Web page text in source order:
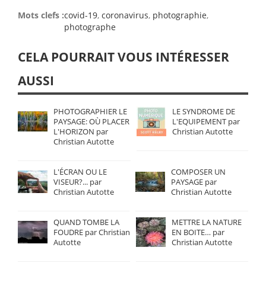
Mots clefs :covid-19, coronavirus, photographie,
photographe
CELA POURRAIT VOUS INTÉRESSER
AUSSI
PHOTOGRAPHIER LE
PAYSAGE: OÙ PLACER
L'HORIZON par
Christian Autotte
LE SYNDROME DE
L'EQUIPEMENT par
Christian Autotte
L'ÉCRAN OU LE
VISEUR?... par
Christian Autotte
COMPOSER UN
PAYSAGE par
Christian Autotte
QUAND TOMBE LA
FOUDRE par Christian
Autotte
METTRE LA NATURE
EN BOITE… par
Christian Autotte